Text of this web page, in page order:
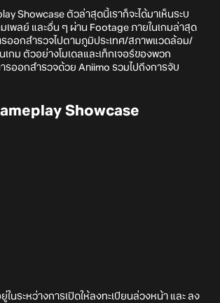
Showcase ตัวล่าสุดนี้เราก็จะได้มาเห็นระบ
เพลย์ และอื่น ๆ ผ่าน Footage ภายในเกมล่าสุด
ออกสำรวจไปตามภูมิประเทศ/สภาพแวดล้อม/
กม ตัวอย่างโมเดลและเท็กเจอร์ของพวก
รออกสำรวจด้วย Aniimo รวมไปถึงการจับ
Showcase
นระหว่างการเปิดให้ลงทะเบียนล่วงหน้า และ ลง